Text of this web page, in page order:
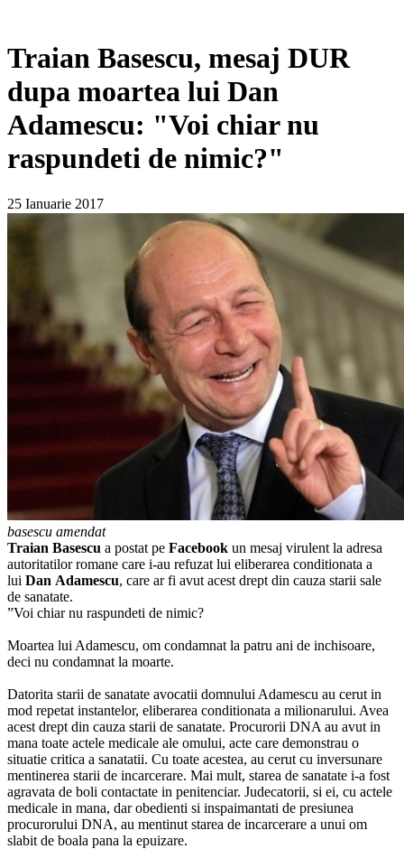
Traian Basescu, mesaj DUR
dupa moartea lui Dan
Adamescu: "Voi chiar nu
raspundeti de nimic?"
25 Ianuarie 2017
basescu amendat
Traian Basescu a postat pe Facebook un mesaj virulent la adresa
autoritatilor romane care i-au refuzat lui eliberarea conditionata a
lui Dan Adamescu, care ar fi avut acest drept din cauza starii sale
de sanatate.
”Voi chiar nu raspundeti de nimic?
Moartea lui Adamescu, om condamnat la patru ani de inchisoare,
deci nu condamnat la moarte.
Datorita starii de sanatate avocatii domnului Adamescu au cerut in
mod repetat instantelor, eliberarea conditionata a milionarului. Avea
acest drept din cauza starii de sanatate. Procurorii DNA au avut in
mana toate actele medicale ale omului, acte care demonstrau o
situatie critica a sanatatii. Cu toate acestea, au cerut cu inversunare
mentinerea starii de incarcerare. Mai mult, starea de sanatate i-a fost
agravata de boli contactate in penitenciar. Judecatorii, si ei, cu actele
medicale in mana, dar obedienti si inspaimantati de presiunea
procurorului DNA, au mentinut starea de incarcerare a unui om
slabit de boala pana la epuizare.